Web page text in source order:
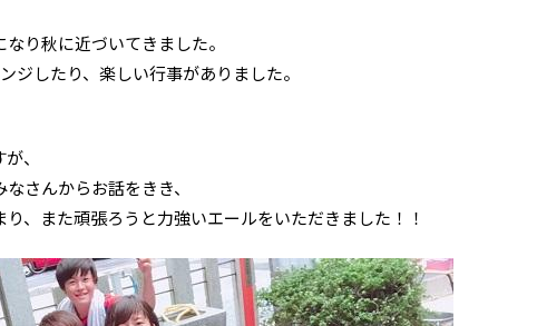
り秋に近づいてきました。
ジしたり、楽しい行事がありました。
、
さんからお話をきき、
、また頑張ろうと力強いエールをいただきました！！